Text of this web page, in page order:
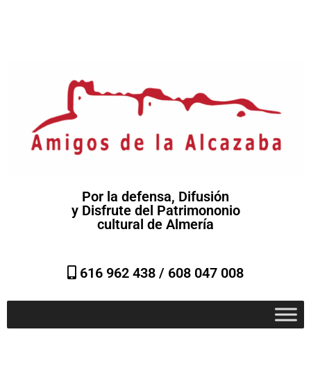
Por la defensa, Difusión
y Disfrute del Patrimononio
cultural de Almería
616 962 438 / 608 047 008